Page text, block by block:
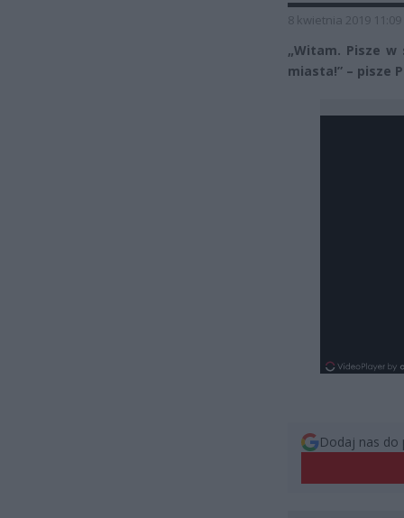
8 kwietnia 2019 11:09
„Witam. Pisze
miasta!” – pisze
Dodaj nas do